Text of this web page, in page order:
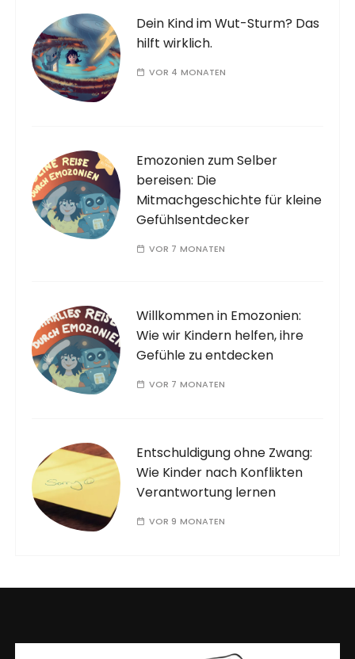
Dein Kind im Wut-Sturm? Das
hilft wirklich.
VOR 4 MONATEN
Emozonien zum Selber
bereisen: Die
Mitmachgeschichte für kleine
Gefühlsentdecker
VOR 7 MONATEN
Willkommen in Emozonien:
Wie wir Kindern helfen, ihre
Gefühle zu entdecken
VOR 7 MONATEN
Entschuldigung ohne Zwang:
Wie Kinder nach Konflikten
Verantwortung lernen
VOR 9 MONATEN